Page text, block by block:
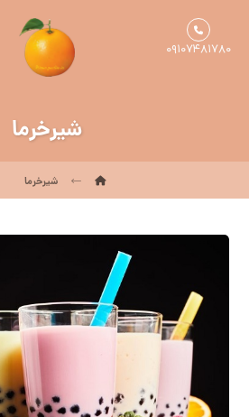
۰۹۱۰۷۴۸۱۷۸۰
شیرخرما
شیرخرما